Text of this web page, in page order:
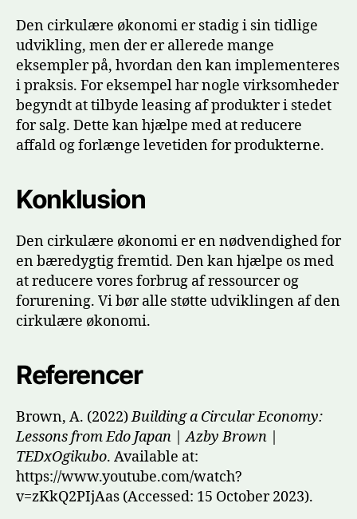
Den cirkulære økonomi er stadig i sin tidlige
udvikling, men der er allerede mange
eksempler på, hvordan den kan implementeres
i praksis. For eksempel har nogle virksomheder
begyndt at tilbyde leasing af produkter i stedet
for salg. Dette kan hjælpe med at reducere
affald og forlænge levetiden for produkterne.
Konklusion
Den cirkulære økonomi er en nødvendighed for
en bæredygtig fremtid. Den kan hjælpe os med
at reducere vores forbrug af ressourcer og
forurening. Vi bør alle støtte udviklingen af den
cirkulære økonomi.
Referencer
Brown, A. (2022)Building a Circular Economy:
Lessons from Edo Japan | Azby Brown |
TEDxOgikubo. Available at:
https://www.youtube.com/watch?
v=zKkQ2PIjAas (Accessed: 15 October 2023).